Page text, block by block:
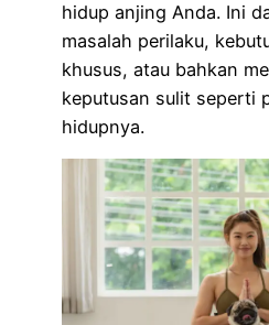
hidup anjing Anda. Ini
masalah perilaku,
khusus, atau bahkan
keputusan sulit seperti
hidupnya.